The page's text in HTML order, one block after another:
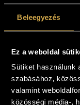
Beleegyezés
Ez a weboldal
Sütiket használunk
szabásához,
valamint
közösségi média-,
287 000Ft
Kosárba teszem